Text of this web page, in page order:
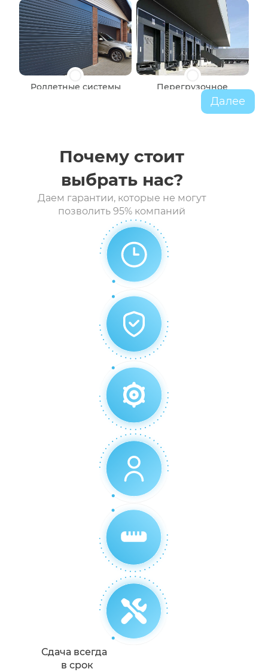
Роллетные системы
Перегрузочное
оборудование
Шлагбаумы
Далее
Почему стоит
выбрать нас?
Даем гарантии, которые не могут
позволить 95% компаний
Сдача всегда
в срок